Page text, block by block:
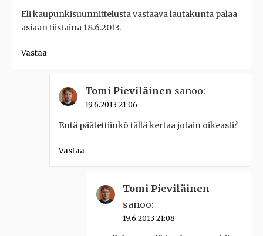
Eli kaupunkisuunnittelusta vastaava lautakunta palaa
asiaan tiistaina 18.6.2013.
Vastaa
Tomi Pieviläinen sanoo:
19.6.2013 21:06
Entä päätettiinkö tällä kertaa jotain oikeasti?
Vastaa
Tomi Pieviläinen
sanoo:
19.6.2013 21:08